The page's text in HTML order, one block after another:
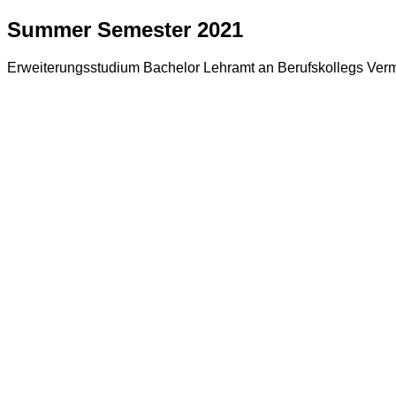
Summer Semester 2021
Erweiterungsstudium Bachelor Lehramt an Berufskollegs